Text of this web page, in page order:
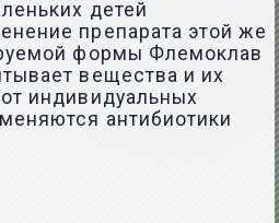
детей
препарата этой же
формы Флемоклав
вещества и их
индивидуальных
антибиотики